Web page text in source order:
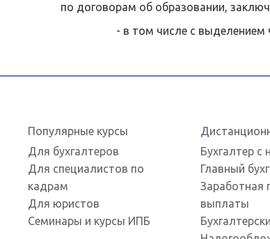
по договорам об образовании,
- в том числе с выделением
Популярные курсы
Для бухгалтеров
Для специалистов по
кадрам
Для юристов
Семинары и курсы ИПБ
Бухгалтер с
Главный
Заработная
выплаты